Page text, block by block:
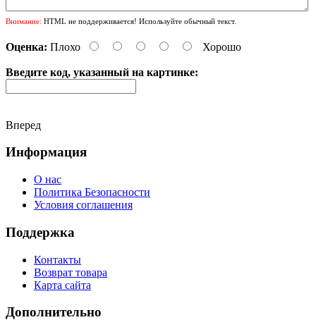
Внимание: HTML не поддерживается! Используйте обычный текст.
Оценка: Плохо Хорошо
Введите код, указанный на картинке:
Вперед
Информация
О нас
Политика Безопасности
Условия соглашения
Поддержка
Контакты
Возврат товара
Карта сайта
Дополнительно